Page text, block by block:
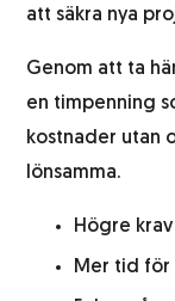
att säkra nya
Genom att ta
en timpenning
kostnader utan
lönsamma.
Högre
Mer tid för